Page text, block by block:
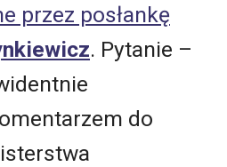
przez posłankę
. Pytanie –
do